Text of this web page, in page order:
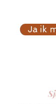
Ja ik